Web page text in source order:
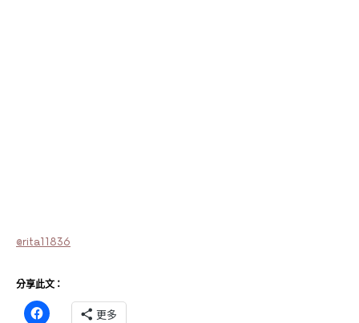
@rita11836
分享此文：
更多